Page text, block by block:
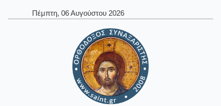
Πέμπτη, 06 Αυγούστου 2026